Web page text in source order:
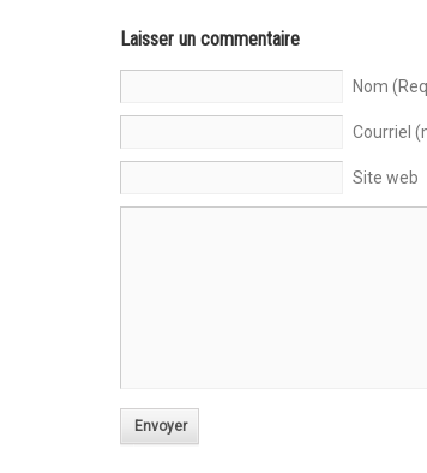
Laisser un commentaire
Nom
Courriel
Site web
Envoyer